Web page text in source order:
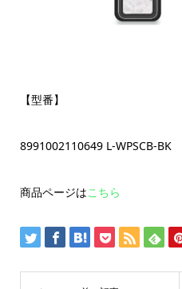
【型番】
8991002110649 L-WPSCB-BK
商品ページはこちら